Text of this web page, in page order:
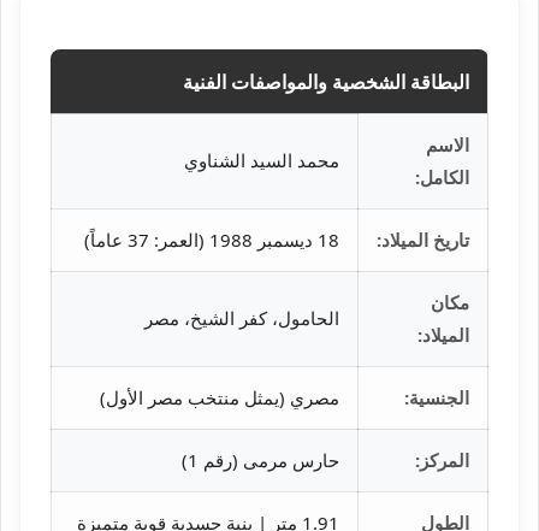
البطاقة الشخصية والمواصفات الفنية
الاسم
الكامل:
محمد السيد الشناوي
تاريخ الميلاد: 18 ديسمبر 1988 (العمر: 37 عاماً)
مكان
الميلاد:
الحامول، كفر الشيخ، مصر
الجنسية: مصري (يمثل منتخب مصر الأول)
المركز: حارس مرمى (رقم 1)
الطول
1.91 متر | بنية جسدية قوية متميزة